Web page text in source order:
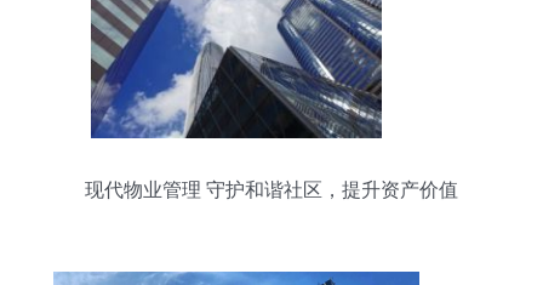
现代物业管理 守护和谐社区，提升资产价值